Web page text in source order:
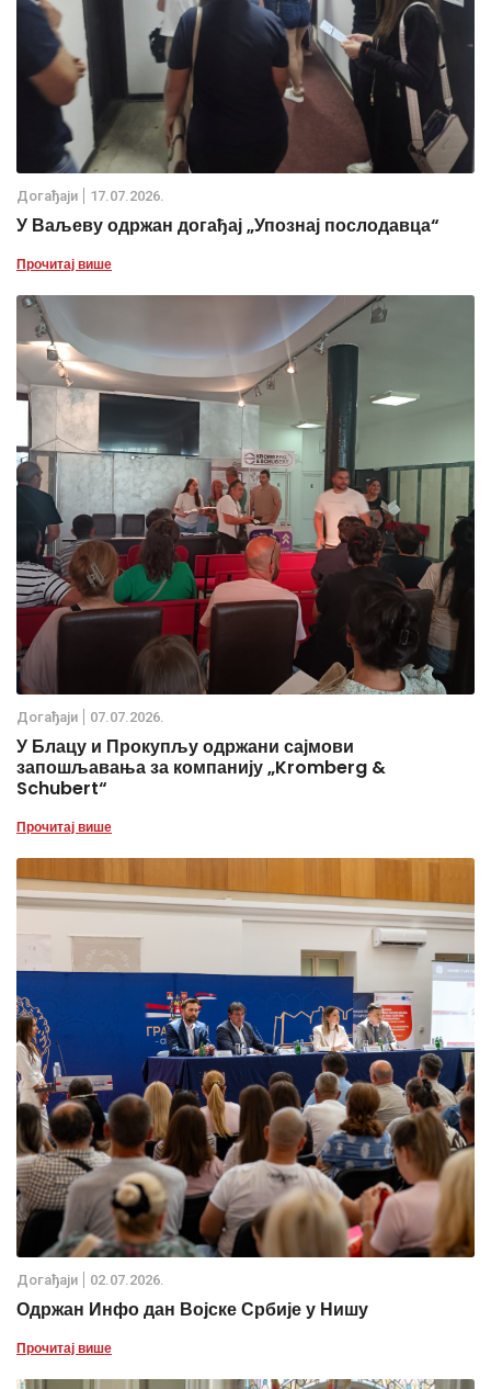
Дoгађаjи 17.07.2026.
У Ваљеву одржан догађај „Упознај послодавца“
Прочитај више
Дoгађаjи 07.07.2026.
У Блацу и Прокупљу одржани сајмови
запошљавања за компанију „Kromberg &
Schubert“
Прочитај више
Дoгађаjи 02.07.2026.
Одржан Инфо дан Војске Србије у Нишу
Прочитај више